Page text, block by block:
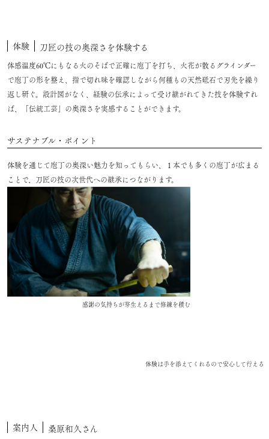
体験 刀匠の技の奥深さを体験する
体感温度60℃にもなる火のそばで正確に庖丁を打ち、火花が散るグラインダー
で庖丁の形を整え、指で切れ味を確認しながら何種もの天然砥石で刃先を繰り
返し研ぐ。設計図がなく、経験の伝承によって受け継がれてきた技を体験すれ
ば、「伝統工芸」の奥深さを実感することができます。
サステナブル・ポイント
体験を通じて庖丁の奥深い魅力を知ってもらい、１本でも多くの庖丁が広まる
ことで、刀匠の技の次世代への継承につながります。
感謝の気持ちが芽生えるまで修練を積む
体験は手を添えてくれるので安心して行える
案内人 桑原和久さん